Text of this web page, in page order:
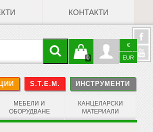
КОНТАКТИ
€
EUR
Профил
0
Кошницата
е празна
S.T.E.M. ИНСТРУМЕНТИ
МЕБЕЛИ И
ОБОРУДВАНЕ
КАНЦЕЛАРСКИ
МАТЕРИАЛИ